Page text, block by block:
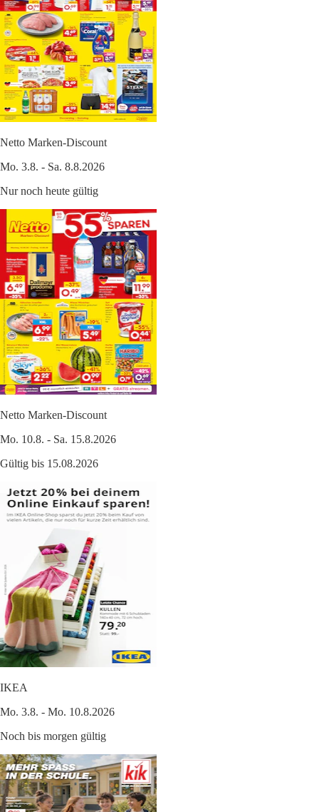
Netto Marken-Discount
Mo. 3.8. - Sa. 8.8.2026
Nur noch heute gültig
Netto Marken-Discount
Mo. 10.8. - Sa. 15.8.2026
Gültig bis 15.08.2026
IKEA
Mo. 3.8. - Mo. 10.8.2026
Noch bis morgen gültig